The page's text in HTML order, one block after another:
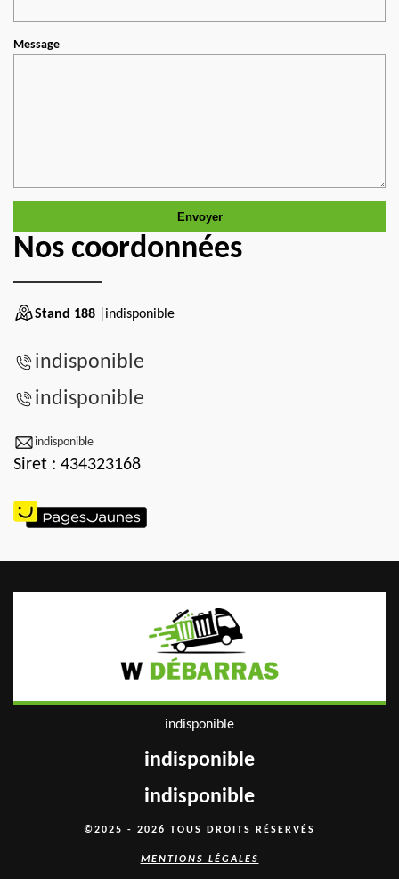
Message
Nos coordonnées
Stand 188 |indisponible
indisponible
indisponible
indisponible
Siret : 434323168
indisponible
indisponible
indisponible
©2025 - 2026 TOUS DROITS RÉSERVÉS
MENTIONS LÉGALES